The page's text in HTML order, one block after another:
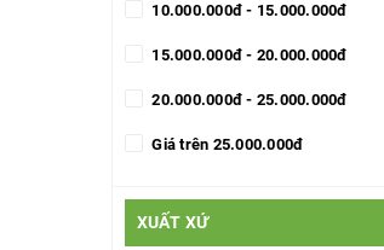
10.000.000đ - 15.000.000đ
15.000.000đ - 20.000.000đ
20.000.000đ - 25.000.000đ
Giá trên 25.000.000đ
XUẤT XỨ